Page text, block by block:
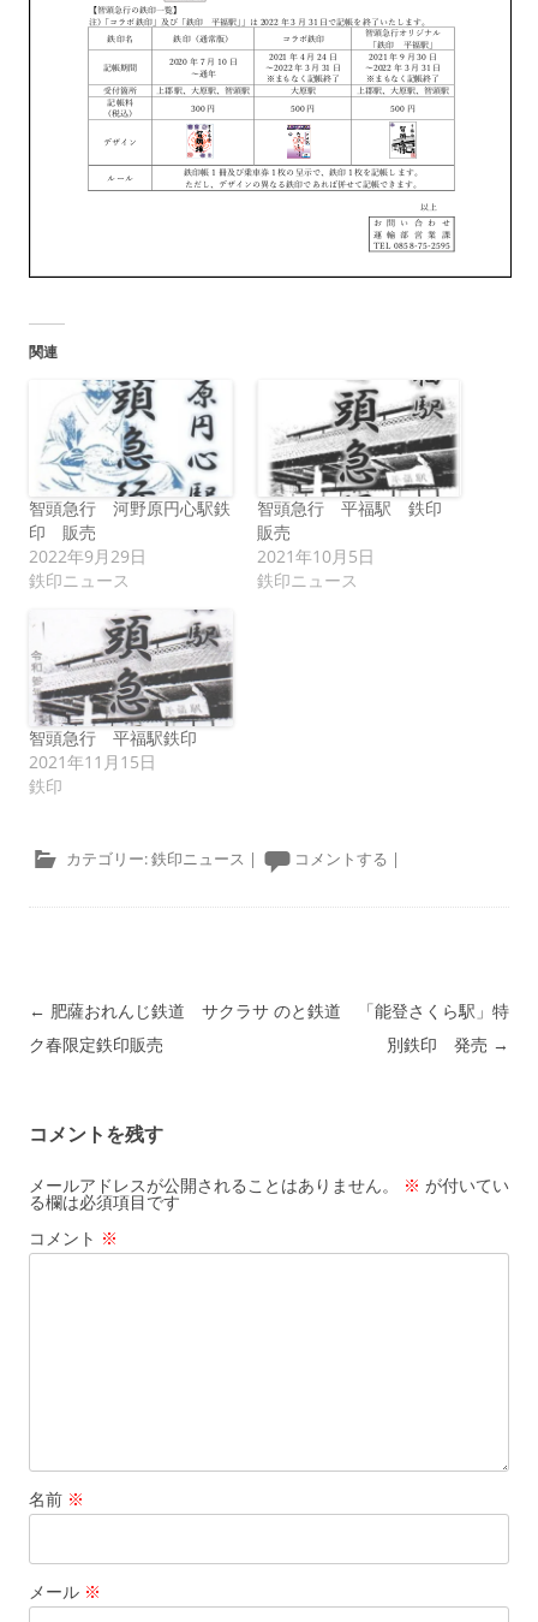
関連
智頭急行 河野原円心駅鉄
印 販売
2022年9月29日
鉄印ニュース
智頭急行 平福駅 鉄印
販売
2021年10月5日
鉄印ニュース
智頭急行 平福駅鉄印
2021年11月15日
鉄印
カテゴリー:鉄印ニュース | コメントする |
投稿ナビゲーション
← 肥薩おれんじ鉄道 サクラサ
ク春限定鉄印販売
のと鉄道 「能登さくら駅」特
別鉄印 発売 →
コメントを残す
メールアドレスが公開されることはありません。 ※ が付いてい
る欄は必須項目です
コメント ※
名前 ※
メール ※